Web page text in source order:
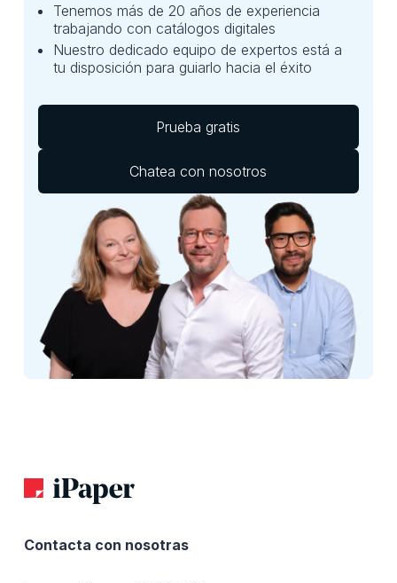
Tenemos más de 20 años de experiencia
trabajando con catálogos digitales
Nuestro dedicado equipo de expertos está a
tu disposición para guiarlo hacia el éxito
Prueba gratis
Chatea con nosotros
Contacta con nosotras